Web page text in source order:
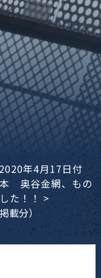
2020年4月17日付
奥谷金網、もの
た！！ >
載分）